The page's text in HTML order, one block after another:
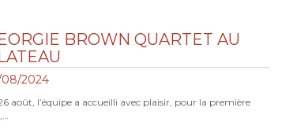
BROWN QUARTET AU
08/2024
août, l’équipe a accueilli avec plaisir, pour la première